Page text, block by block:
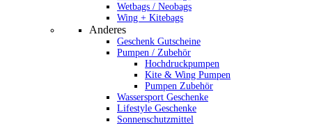
Wetbags / Neobags
Wing + Kitebags
Anderes
Geschenk Gutscheine
Pumpen / Zubehör
Hochdruckpumpen
Kite & Wing Pumpen
Pumpen Zubehör
Wassersport Geschenke
Lifestyle Geschenke
Sonnenschutzmittel